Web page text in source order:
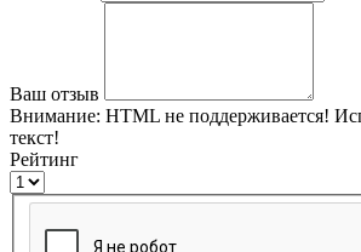
Ваш отзыв
Внимание: HTML не поддерживается!
текст!
Рейтинг